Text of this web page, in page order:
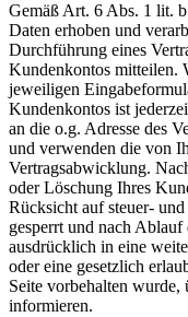
Gemäß Art. 6 Abs. 1 lit.
Daten erhoben und
Durchführung eines
Kundenkontos mitteilen.
jeweiligen
Kundenkontos ist
an die o.g. Adresse des
und verwenden die von
Vertragsabwicklung.
oder Löschung Ihres
Rücksicht auf steuer-
gesperrt und nach
ausdrücklich in eine
oder eine gesetzlich
Seite vorbehalten wurde,
informieren.